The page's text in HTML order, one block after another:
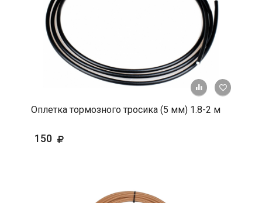
+ К
Оплетка тормозного тросика (5 мм) 1.8-2 м
150